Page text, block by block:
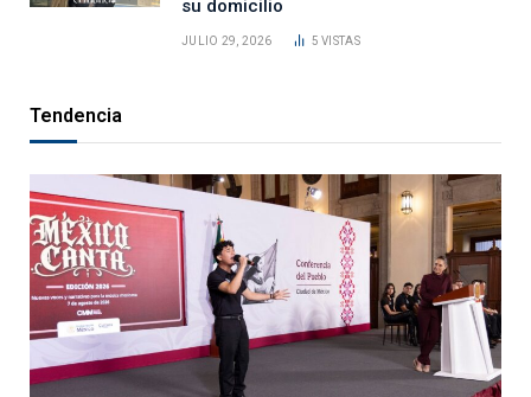
su domicilio
JULIO 29, 2026 5VISTAS
Tendencia